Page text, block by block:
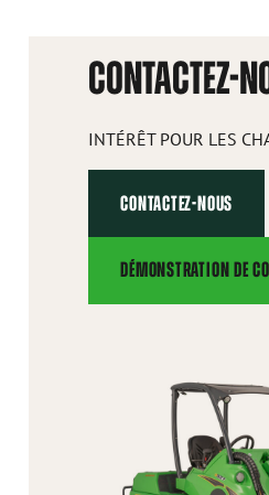
CONTACTEZ-
INTÉRÊT POUR LES
CONTACTEZ-NOUS
DÉMONSTRATION DE